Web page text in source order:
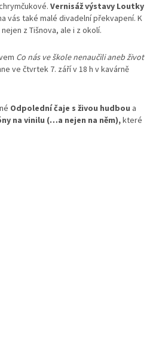
Vernisáž výstavy Loutky
vás také malé divadelní překvapení. K
z Tišnova, ale i z okolí.
Co nás ve škole nenaučili aneb život
ve čtvrtek 7. září v 18 h v kavárně
Odpolední čaje s živou hudbou a
na vinilu (…a nejen na něm),které